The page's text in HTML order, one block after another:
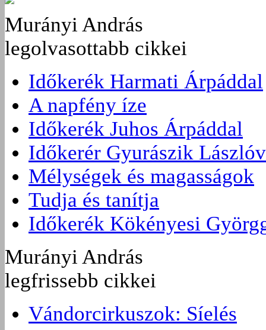
Murányi András
legolvasottabb cikkei
Időkerék Harmati Árpáddal
A napfény íze
Időkerék Juhos Árpáddal
Időkerér Gyurászik
Mélységek és magasságok
Tudja és tanítja
Időkerék Kökényesi
Murányi András
legfrissebb cikkei
Vándorcirkuszok: Síelés